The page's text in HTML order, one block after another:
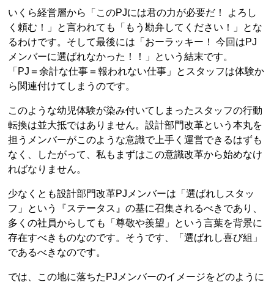
いくら経営層から「このPJには君の力が必要だ！ よろし
く頼む！」と言われても「もう勘弁してください！」とな
るわけです。そして最後には「おーラッキー！ 今回はPJ
メンバーに選ばれなかった！！」という結末です。
「PJ＝余計な仕事＝報われない仕事」とスタッフは体験か
ら関連付けてしまうのです。
このような幼児体験が染み付いてしまったスタッフの行動
転換は並大抵ではありません。設計部門改革という本丸を
担うメンバーがこのような意識で上手く運営できるはずも
なく、したがって、私もまずはこの意識改革から始めなけ
ればなりません。
少なくとも設計部門改革PJメンバーは「選ばれしスタッ
フ」という『ステータス』の基に召集されるべきであり、
多くの社員からしても「尊敬や羨望」という言葉を背景に
存在すべきものなのです。そうです、「選ばれし喜び組」
であるべきなのです。
では、この地に落ちたPJメンバーのイメージをどのように